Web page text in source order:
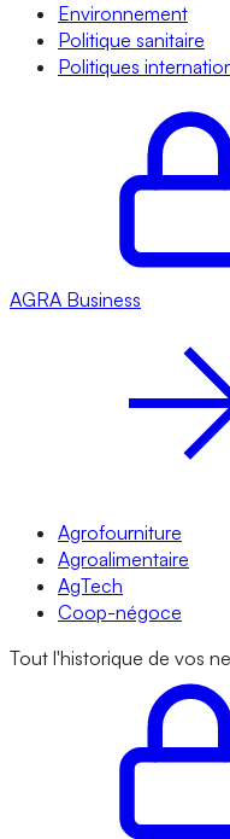
Environnement
Politique sanitaire
Politiques
AGRA Business
Agrofourniture
Agroalimentaire
AgTech
Coop-négoce
Tout l'historique de vos